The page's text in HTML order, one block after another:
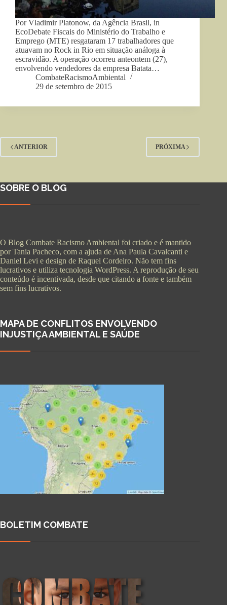
Por Vladimir Platonow, da Agência Brasil, in
EcoDebate Fiscais do Ministério do Trabalho e
Emprego (MTE) resgataram 17 trabalhadores que
atuavam no Rock in Rio em situação análoga à
escravidão. A operação ocorreu anteontem (27),
envolvendo vendedores da empresa Batata…
CombateRacismoAmbiental
29 de setembro de 2015
ANTERIOR PRÓXIMA
SOBRE O BLOG
O Blog Combate Racismo Ambiental foi criado e é mantido
por Tania Pacheco, com a ajuda de Ana Paula Cavalcanti e
Daniel Levi e design de Raquel Cordeiro. Não tem fins
lucrativos e utiliza tecnologia WordPress. A reprodução de seu
conteúdo é incentivada, desde que citando a fonte e também
sem fins lucrativos.
MAPA DE CONFLITOS ENVOLVENDO
INJUSTIÇA AMBIENTAL E SAÚDE
BOLETIM COMBATE